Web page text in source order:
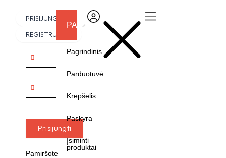
PRISIJUNGTI
REGISTRUOTIS
Prisijungti
Pamiršote
PASIRINKITE:
Pagrindinis
Parduotuvė
Krepšelis
Paskyra
Įsiminti
produktai